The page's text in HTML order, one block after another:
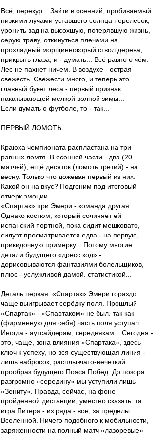
Всё, перекур... Зайти в осенний, пробиваемый
низкими лучами уставшего солнца перелесок,
уронить зад на высохшую, потерявшую жизнь,
серую траву, откинуться плечами на
прохладный морщиннокорый ствол дерева,
прикрыть глаза, и - думать... Всё равно о чём.
Лес не пахнет ничем. В воздухе - острая
свежесть. Свежести много, и теперь это
главный букет леса - первый признак
накатывающей мелкой волной зимы...
Если думать о футболе, то - так...
ПЕРВЫЙ ЛОМОТЬ
Краюха чемпионата распластана на три
равных ломтя. В осенней части - два (20
матчей), ещё десяток (ломоть третий) - на
весну. Только что дожеван первый из них.
Какой он на вкус? Подгоним под итоговый
отчерк эмоции...
«Спартак» при Эмери - команда другая.
Однако костюм, который сочиняет ей
испанский портной, пока сидит мешковато,
силуэт просматривается едва - на первую,
прикидочную примерку... Потому многие
детали будущего «дресс код» -
дорисовываются фантазиями болельщиков,
плюс - услужливой дамой, статистикой...
Деталь первая. «Спартак» Эмери гораздо
чаще выигрывает серёдку поля. Прошлый
«Спартак» - «Спартаком» не был, так как
(фирменную для себя) часть поля уступал.
Иногда - аутсайдерам, середнякам... Сегодня -
это, чаще, зона влияния «Спартака», здесь
ключ к успеху, но вся существующая линия -
лишь набросок, расплывчато-нечеткий
прообраз будущего Пояса Побед. До позора
разгромно «середину» мы уступили лишь
«Зениту». Правда, сейчас, на фоне
пройденной дистанции, уместно сказать: та
игра Питера - из ряда - вон, за пределы
Вселенной. Ничего подобного к мобильности,
заряженности на полный матч «лазоревые»